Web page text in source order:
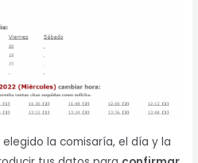
la comisaría, el día y la